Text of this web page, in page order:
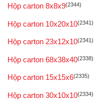
Hộp carton 8x8x9(2344)
Hộp carton 10x20x10(2341)
Hộp carton 23x12x10(2341)
Hộp carton 68x38x40(2338)
Hộp carton 15x15x6(2335)
Hộp carton 30x10x10(2334)